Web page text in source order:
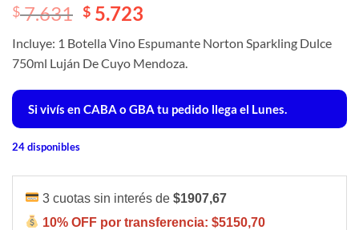
El
original
era:
$ 7.631.
$7.631 El
actual
es:
$ 7.631.
$ 5.723
Incluye: 1 Botella Vino Espumante Norton Sparkling Dulce
750ml Luján De Cuyo Mendoza.
Si vivís en CABA o GBA tu pedido llega el Lunes.
24 disponibles
3 cuotas sin interés de$1907,67
10% OFF por transferencia:$5150,70